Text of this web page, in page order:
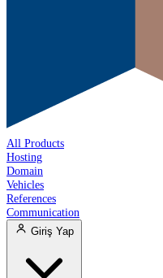
All Products
Hosting
Domain
Vehicles
References
Communication
Giriş Yap